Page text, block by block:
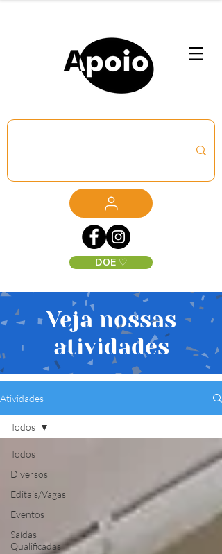
DOE ♡
Veja nossas
atividades
Atividades
Todos
Diversos
Editais/Vagas
Eventos
Saídas
Qualificadas
Todos